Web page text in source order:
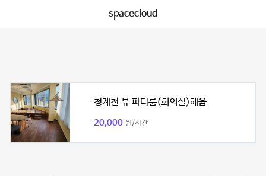
spacecloud
청계천 뷰 파티룸(회의실)혜윰
20,000 원/시간